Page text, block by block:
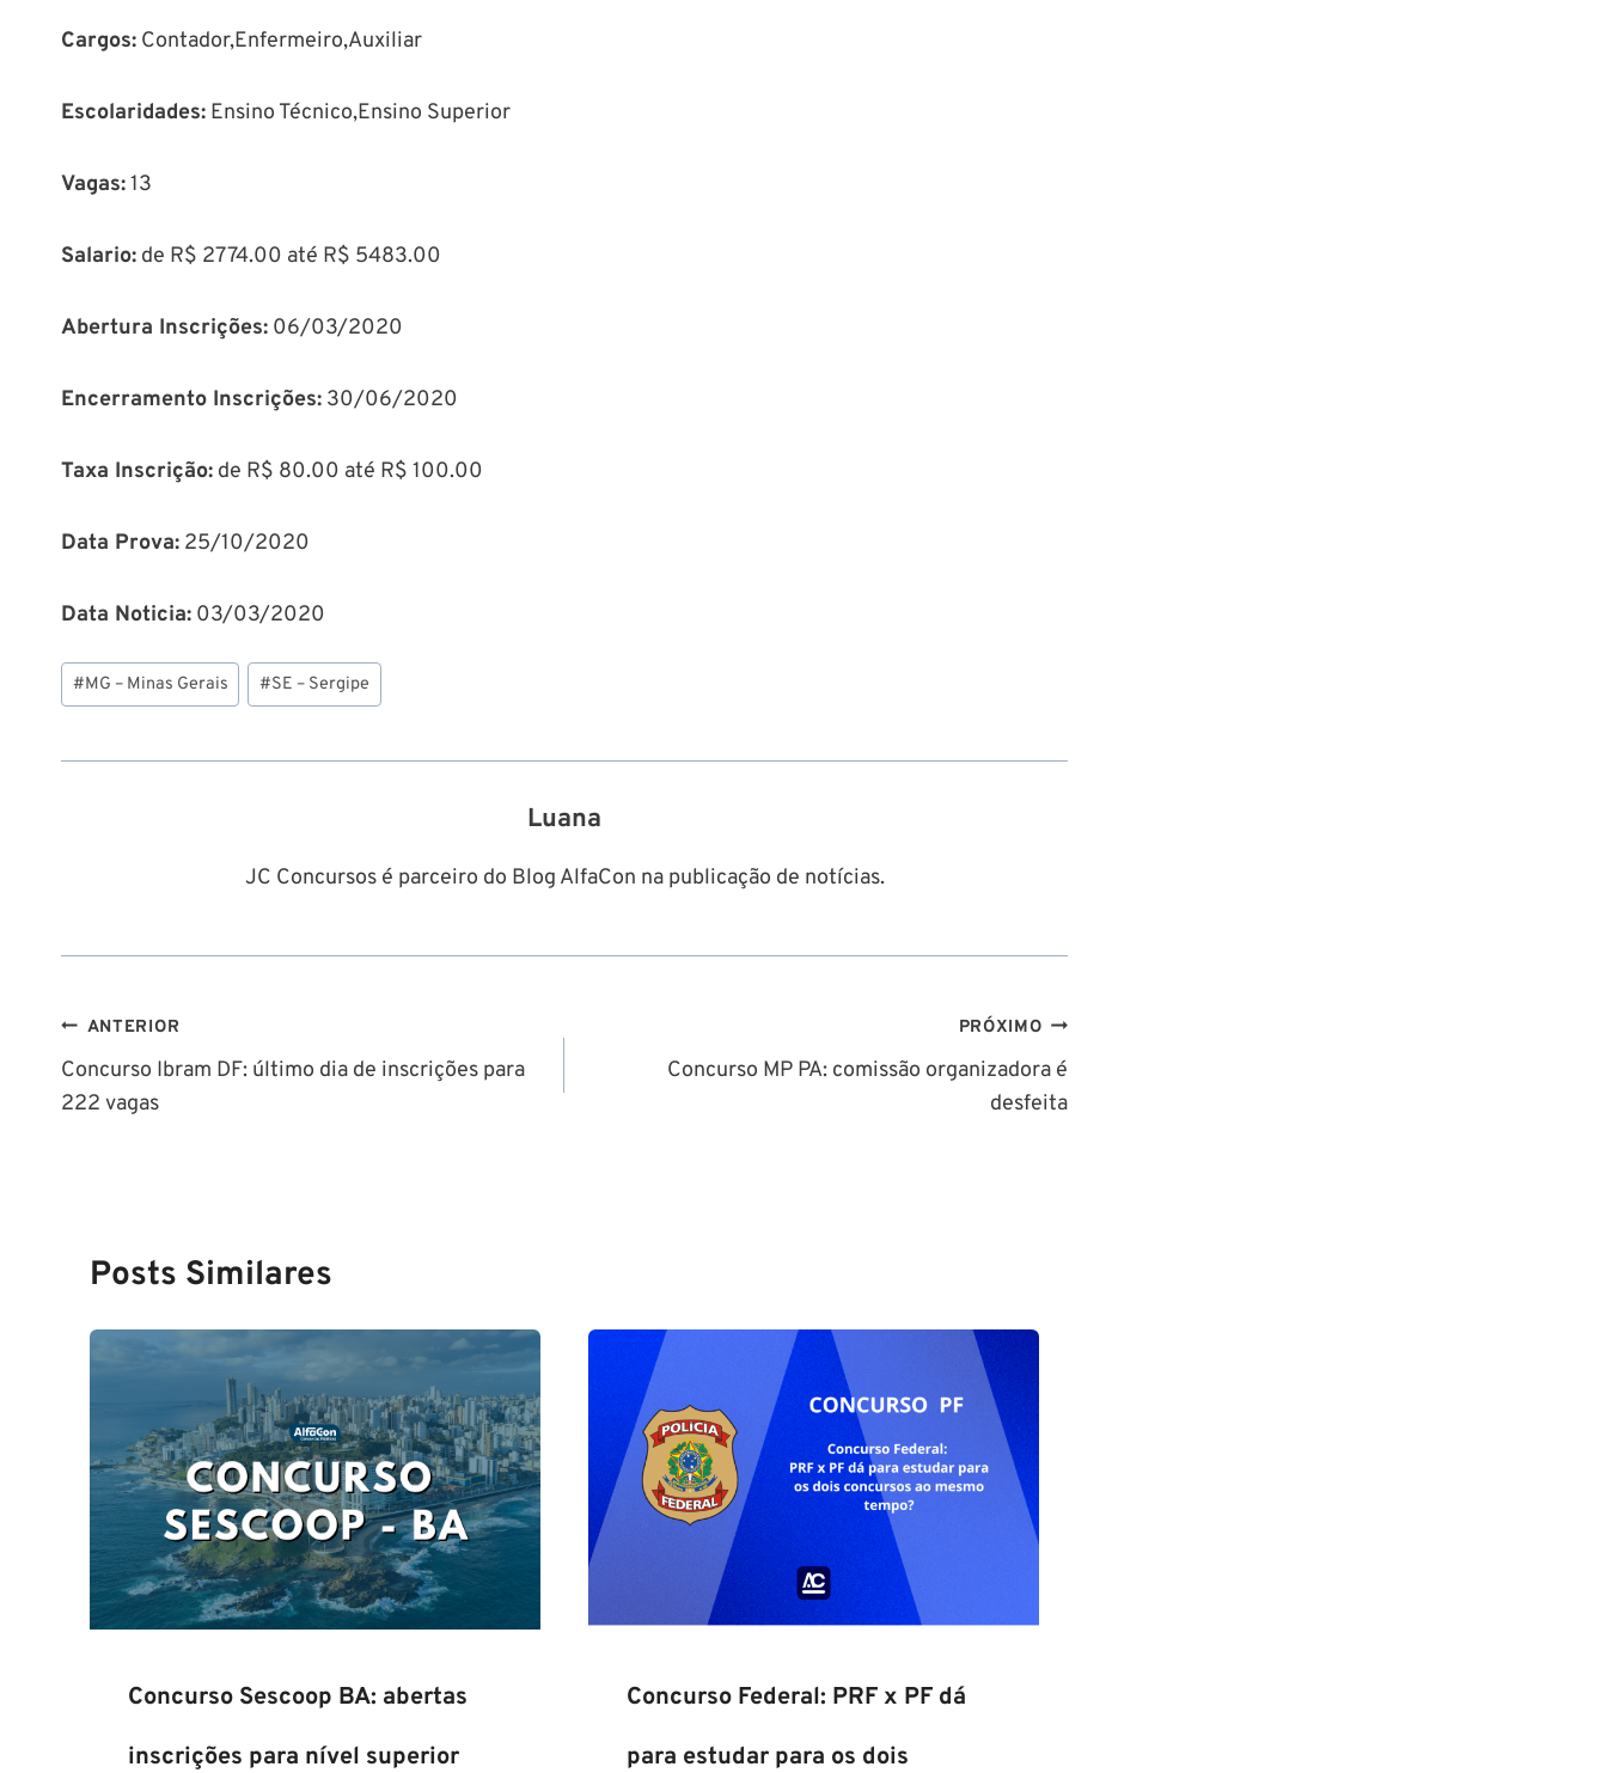
Cargos: Contador,Enfermeiro,Auxiliar
Escolaridades: Ensino Técnico,Ensino Superior
Vagas:13
Salario: de R$ 2774.00 até R$ 5483.00
Abertura Inscrições: 06/03/2020
Encerramento Inscrições: 30/06/2020
Taxa Inscrição: de R$ 80.00 até R$ 100.00
Data Prova: 25/10/2020
Data Noticia: 03/03/2020
Tags
do
#MG – Minas Gerais #SE – Sergipe
Luana
JC Concursos é parceiro do Blog AlfaCon na publicação de notícias.
Navegação
de
ANTERIOR
Concurso Ibram DF: último dia de inscrições para
222 vagas
PRÓXIMO
Concurso MP PA: comissão organizadora é
desfeita
Posts Similares
Concurso Sescoop BA: abertas
inscrições para nível superior
Concurso Federal: PRF x PF dá
para estudar para os dois